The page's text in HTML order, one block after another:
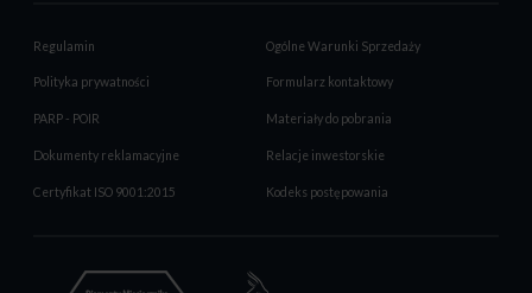
Regulamin Ogólne Warunki Sprzedaży
Polityka prywatności Formularz kontaktowy
PARP - POIR Materiały do pobrania
Dokumenty reklamacyjne Relacje inwestorskie
Certyfikat ISO 9001:2015 Kodeks postępowania